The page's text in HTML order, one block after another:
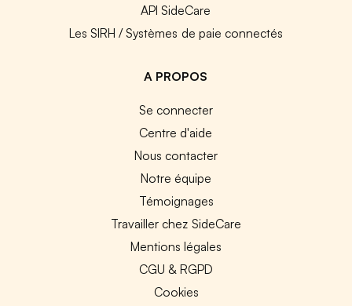
API SideCare
Les SIRH / Systèmes de paie connectés
A PROPOS
Se connecter
Centre d'aide
Nous contacter
Notre équipe
Témoignages
Travailler chez SideCare
Mentions légales
CGU & RGPD
Cookies